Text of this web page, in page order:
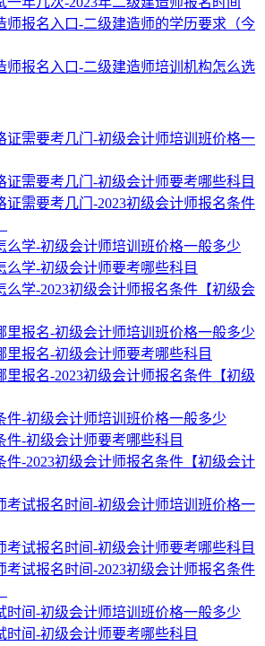
师报名入口-二级建造师的学历要求（今
师报名入口-二级建造师培训机构怎么选
证需要考几门-初级会计师培训班价格一
证需要考几门-初级会计师要考哪些科目
证需要考几门-2023初级会计师报名条件
么学-初级会计师培训班价格一般多少
么学-初级会计师要考哪些科目
么学-2023初级会计师报名条件【初级会
里报名-初级会计师培训班价格一般多少
里报名-初级会计师要考哪些科目
里报名-2023初级会计师报名条件【初级
件-初级会计师培训班价格一般多少
件-初级会计师要考哪些科目
件-2023初级会计师报名条件【初级会计
考试报名时间-初级会计师培训班价格一
考试报名时间-初级会计师要考哪些科目
考试报名时间-2023初级会计师报名条件
时间-初级会计师培训班价格一般多少
时间-初级会计师要考哪些科目